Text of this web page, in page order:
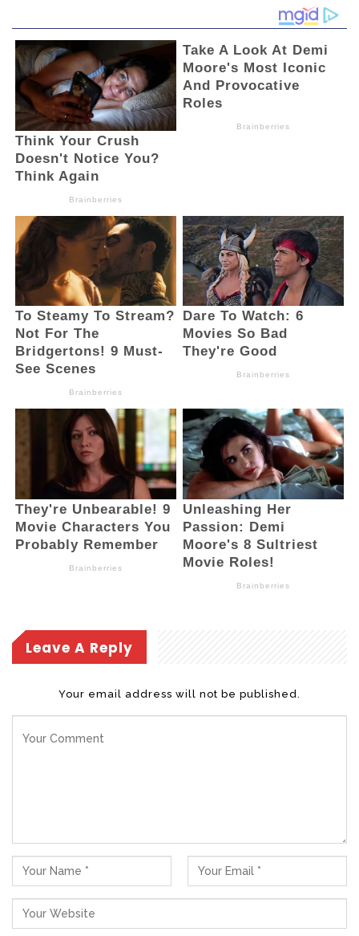
membanggakan adalah kerukunan antar
umat beragama yang tetap terjaga,
dibuktikan dengan beberapa Kota di
Provinsi Sulawesi Utara yang masuk dalam
peringkat atas sebagai Kota Paling Toleran
di Indonesia. pencapaian ini menjadikan
Sulawesi utara makin dikenal sebagai Ikon
Toleransi dan Laboratorium Kerukunan di
Indonesia. semua pencapaian
pembangunan dan prestasi yang diraih
provinsi sulawesi utara adalah bukti nyata
kerja keras pemerintah bersama
masyarakat yang selalu bersinergi dalam
semangat Mapalus atau Gotong
royong,”lanjutnya.
Upacara Peringatan Hari Ulang Tahun
(HUT) ke – 61 Provinsi Sulawesi Utara di
Kota Kotamobagu, dihadiri Perwakilan
Forkopimda Kota Kotamobagu, para
Asisten dan Pimpinan Organisasi
Perangkat Daerah (OPD) serta Aparatur
Sipil Negara dilingkungan Pemerintah
Daerah Kota Kotamobagu. (And)
Leave A Reply
Your email address will not be published.